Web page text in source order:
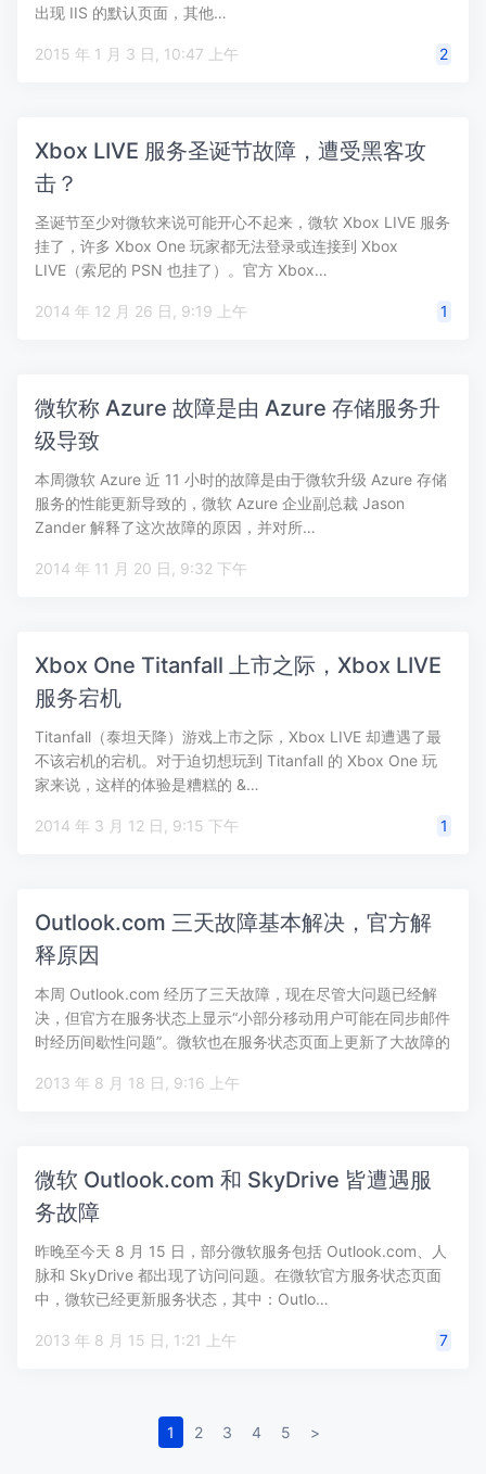
出现 IIS 的默认页面，其他…
2015 年 1 月 3 日, 10:47 上午 2
Xbox LIVE 服务圣诞节故障，遭受黑客攻
击？
圣诞节至少对微软来说可能开心不起来，微软 Xbox LIVE 服务
挂了，许多 Xbox One 玩家都无法登录或连接到 Xbox
LIVE（索尼的 PSN 也挂了）。官方 Xbox…
2014 年 12 月 26 日, 9:19 上午 1
微软称 Azure 故障是由 Azure 存储服务升
级导致
本周微软 Azure 近 11 小时的故障是由于微软升级 Azure 存储
服务的性能更新导致的，微软 Azure 企业副总裁 Jason
Zander 解释了这次故障的原因，并对所…
2014 年 11 月 20 日, 9:32 下午
Xbox One Titanfall 上市之际，Xbox LIVE
服务宕机
Titanfall（泰坦天降）游戏上市之际，Xbox LIVE 却遭遇了最
不该宕机的宕机。对于迫切想玩到 Titanfall 的 Xbox One 玩
家来说，这样的体验是糟糕的 &…
2014 年 3 月 12 日, 9:15 下午 1
Outlook.com 三天故障基本解决，官方解
释原因
本周 Outlook.com 经历了三天故障，现在尽管大问题已经解
决，但官方在服务状态上显示“小部分移动用户可能在同步邮件
时经历间歇性问题”。微软也在服务状态页面上更新了大故障的
2013 年 8 月 18 日, 9:16 上午
微软 Outlook.com 和 SkyDrive 皆遭遇服
务故障
昨晚至今天 8 月 15 日，部分微软服务包括 Outlook.com、人
脉和 SkyDrive 都出现了访问问题。在微软官方服务状态页面
中，微软已经更新服务状态，其中：Outlo…
2013 年 8 月 15 日, 1:21 上午 7
1 2 3 4 5 >